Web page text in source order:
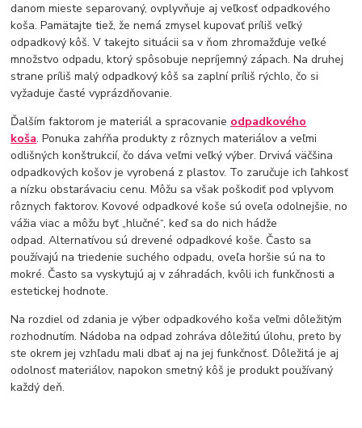
danom mieste separovaný, ovplyvňuje aj veľkosť odpadkového
koša. Pamätajte tiež, že nemá zmysel kupovať príliš veľký
odpadkový kôš. V takejto situácii sa v ňom zhromažďuje veľké
množstvo odpadu, ktorý spôsobuje nepríjemný zápach. Na druhej
strane príliš malý odpadkový kôš sa zaplní príliš rýchlo, čo si
vyžaduje časté vyprázdňovanie.
Ďalším faktorom je materiál a spracovanie odpadkového
koša. Ponuka zahŕňa produkty z rôznych materiálov a veľmi
odlišných konštrukcií, čo dáva veľmi veľký výber. Drvivá väčšina
odpadkových košov je vyrobená z plastov. To zaručuje ich ľahkosť
a nízku obstarávaciu cenu. Môžu sa však poškodiť pod vplyvom
rôznych faktorov. Kovové odpadkové koše sú oveľa odolnejšie, no
vážia viac a môžu byť „hlučné“, keď sa do nich hádže
odpad. Alternatívou sú drevené odpadkové koše. Často sa
používajú na triedenie suchého odpadu, oveľa horšie sú na to
mokré. Často sa vyskytujú aj v záhradách, kvôli ich funkčnosti a
estetickej hodnote.
Na rozdiel od zdania je výber odpadkového koša veľmi dôležitým
rozhodnutím. Nádoba na odpad zohráva dôležitú úlohu, preto by
ste okrem jej vzhľadu mali dbať aj na jej funkčnosť. Dôležitá je aj
odolnosť materiálov, napokon smetný kôš je produkt používaný
každý deň.